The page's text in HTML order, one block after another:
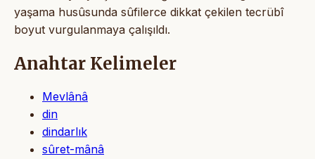
yaşama husûsunda sûfilerce dikkat çekilen tecrübî
boyut vurgulanmaya çalışıldı.
Anahtar Kelimeler
Mevlânâ
din
dindarlık
sûret-mânâ